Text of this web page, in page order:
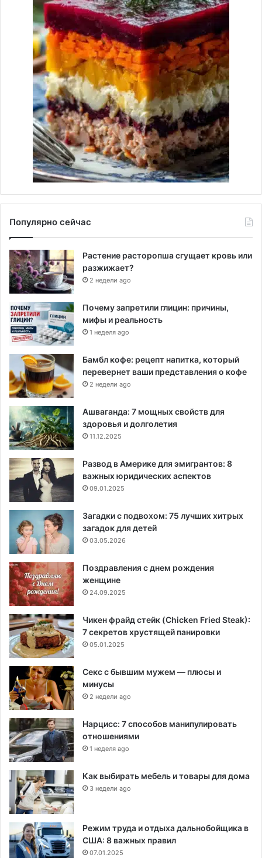
Популярно сейчас
Растение расторопша сгущает кровь или
разжижает?
2 недели ago
Почему запретили глицин: причины,
мифы и реальность
1 неделя ago
Бамбл кофе: рецепт напитка, который
перевернет ваши представления о кофе
2 недели ago
Ашваганда: 7 мощных свойств для
здоровья и долголетия
11.12.2025
Развод в Америке для эмигрантов: 8
важных юридических аспектов
09.01.2025
Загадки с подвохом: 75 лучших хитрых
загадок для детей
03.05.2026
Поздравления с днем рождения
женщине
24.09.2025
Чикен фрайд стейк (Chicken Fried Steak):
7 секретов хрустящей панировки
05.01.2025
Секс с бывшим мужем — плюсы и
минусы
2 недели ago
Нарцисс: 7 способов манипулировать
отношениями
1 неделя ago
Как выбирать мебель и товары для дома
3 недели ago
Режим труда и отдыха дальнобойщика в
США: 8 важных правил
07.01.2025